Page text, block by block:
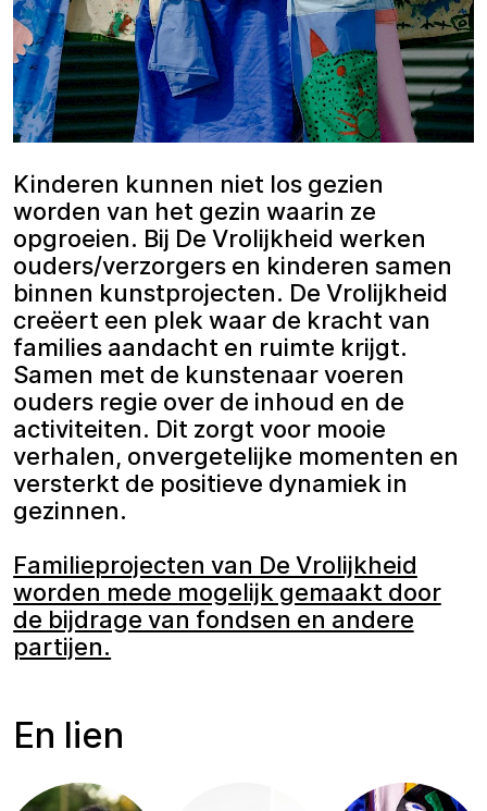
Kinderen kunnen niet los gezien
worden van het gezin waarin ze
opgroeien. Bij De Vrolijkheid werken
ouders/verzorgers en kinderen samen
binnen kunstprojecten. De Vrolijkheid
creëert een plek waar de kracht van
families aandacht en ruimte krijgt.
Samen met de kunstenaar voeren
ouders regie over de inhoud en de
activiteiten. Dit zorgt voor mooie
verhalen, onvergetelijke momenten en
versterkt de positieve dynamiek in
gezinnen.
Familieprojecten van De Vrolijkheid
worden mede mogelijk gemaakt door
de bijdrage van fondsen en andere
partijen.
En lien